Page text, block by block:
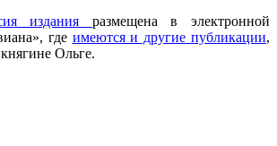
издания размещена в электронной
где имеются и другие публикации,
Ольге.